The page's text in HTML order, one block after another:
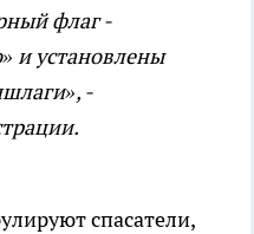
флаг -
и установлены
-
спасатели,